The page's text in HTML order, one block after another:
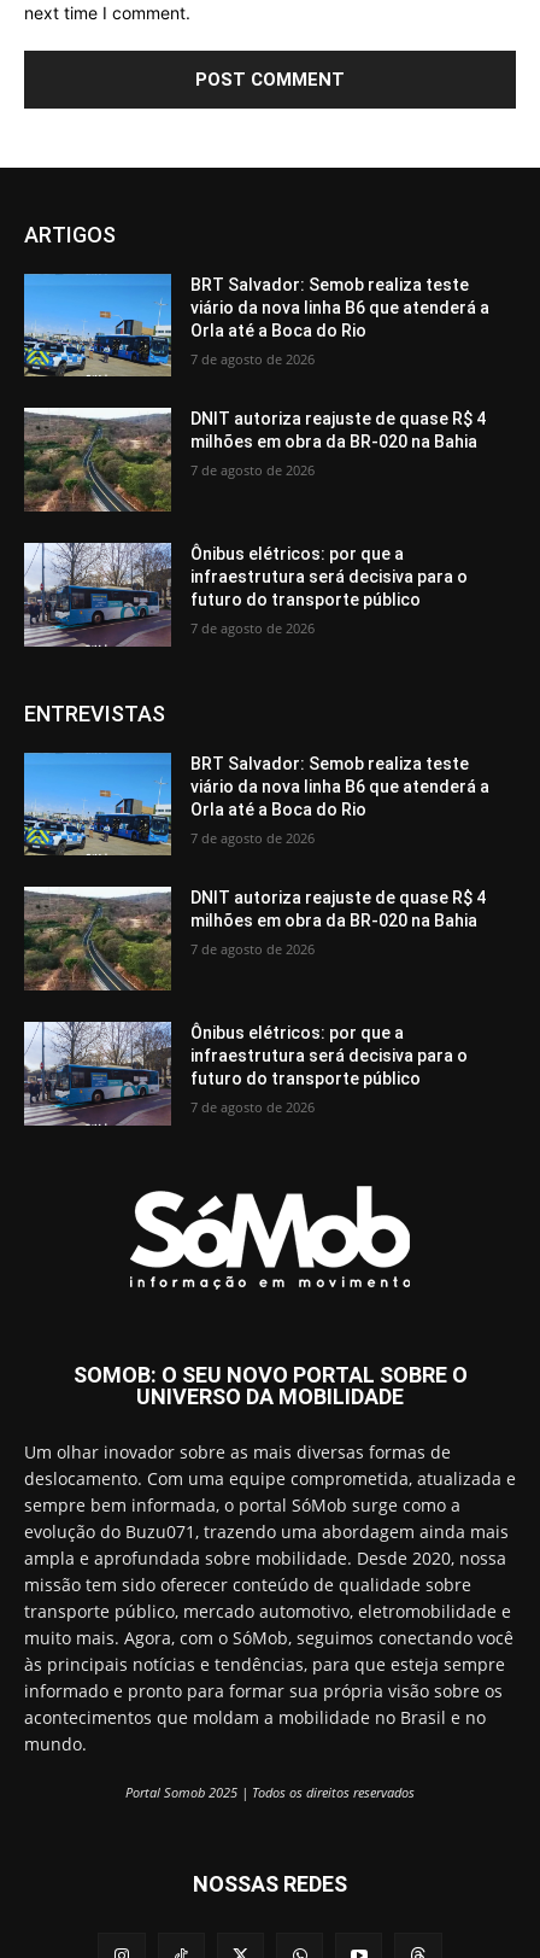
next time I comment.
ARTIGOS
BRT Salvador: Semob realiza teste
viário da nova linha B6 que atenderá a
Orla até a Boca do Rio
7 de agosto de 2026
DNIT autoriza reajuste de quase R$ 4
milhões em obra da BR-020 na Bahia
7 de agosto de 2026
Ônibus elétricos: por que a
infraestrutura será decisiva para o
futuro do transporte público
7 de agosto de 2026
ENTREVISTAS
BRT Salvador: Semob realiza teste
viário da nova linha B6 que atenderá a
Orla até a Boca do Rio
7 de agosto de 2026
DNIT autoriza reajuste de quase R$ 4
milhões em obra da BR-020 na Bahia
7 de agosto de 2026
Ônibus elétricos: por que a
infraestrutura será decisiva para o
futuro do transporte público
7 de agosto de 2026
SOMOB: O SEU NOVO PORTAL SOBRE O
UNIVERSO DA MOBILIDADE
Um olhar inovador sobre as mais diversas formas de
deslocamento. Com uma equipe comprometida, atualizada e
sempre bem informada, o portal SóMob surge como a
evolução do Buzu071, trazendo uma abordagem ainda mais
ampla e aprofundada sobre mobilidade. Desde 2020, nossa
missão tem sido oferecer conteúdo de qualidade sobre
transporte público, mercado automotivo, eletromobilidade e
muito mais. Agora, com o SóMob, seguimos conectando você
às principais notícias e tendências, para que esteja sempre
informado e pronto para formar sua própria visão sobre os
acontecimentos que moldam a mobilidade no Brasil e no
mundo.
Portal Somob 2025 | Todos os direitos reservados
NOSSAS REDES